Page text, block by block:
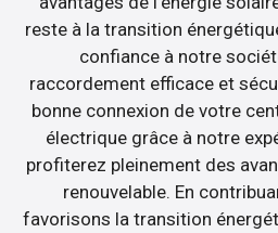
reste à la transition
confiance à notre
raccordement efficace et
bonne connexion de votre
électrique grâce à notre
profiterez pleinement des
renouvelable. En
favorisons la transition